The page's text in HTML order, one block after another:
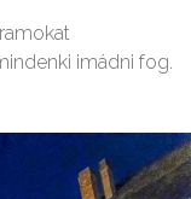
imádni fog.